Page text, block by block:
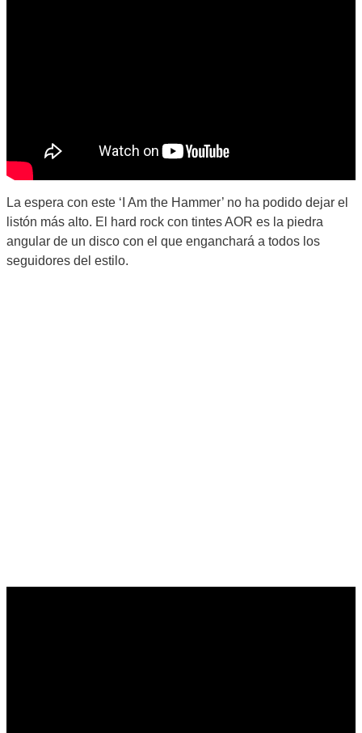
La espera con este ‘I Am the Hammer’ no ha podido dejar el
listón más alto. El hard rock con tintes AOR es la piedra
angular de un disco con el que enganchará a todos los
seguidores del estilo.